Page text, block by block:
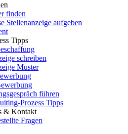
finden
Stellenanzeige aufgeben
Tipps
schreiben
Muster
führen
Prozess Tipps
& Kontakt
Fragen